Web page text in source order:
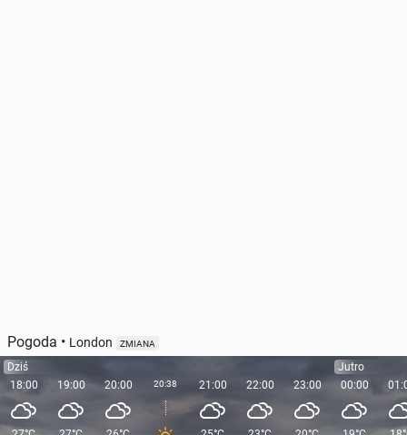
Pogoda • London ZMIANA
Dziś
18:00
19:00 20:00 20:38 21:00 22:00 23:00
Jutro
00:00